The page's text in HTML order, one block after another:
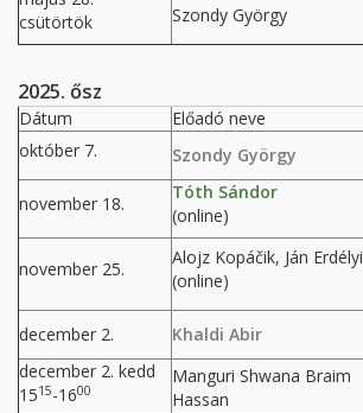
csütörtök
Szondy György
2025. ősz
Dátum Előadó neve
október 7.
Szondy György
november 18.
Tóth Sándor
(online)
november 25.
Alojz Kopáčik, Ján Erdélyi
(online)
december 2.
Khaldi Abir
december 2. kedd
1515-1600
Manguri Shwana Braim
Hassan